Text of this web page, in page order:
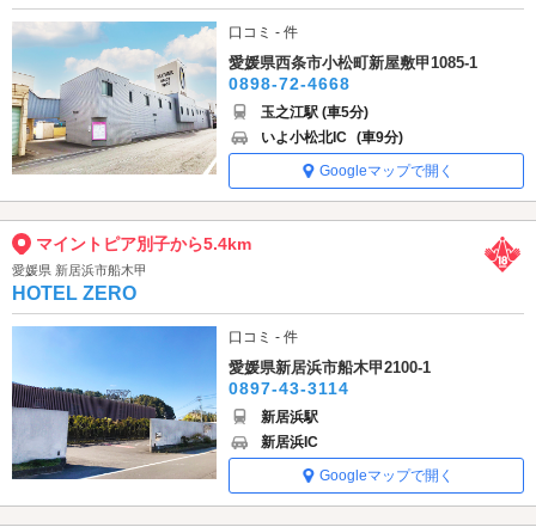
口コミ - 件
愛媛県西条市小松町新屋敷甲1085-1
0898-72-4668
玉之江駅 (車5分)
いよ小松北IC (車9分)
Googleマップで開く
マイントピア別子から5.4km
愛媛県 新居浜市船木甲
HOTEL ZERO
口コミ - 件
愛媛県新居浜市船木甲2100-1
0897-43-3114
新居浜駅
新居浜IC
Googleマップで開く